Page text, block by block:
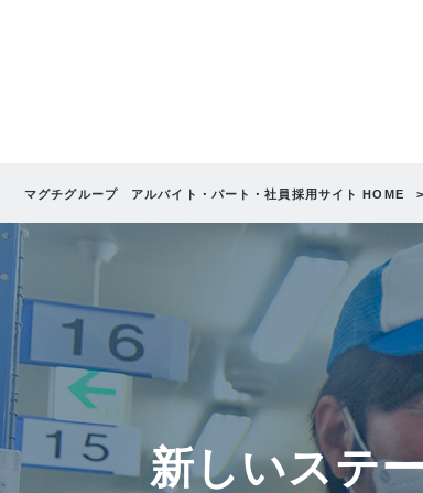
マグチグループ アルバイト・パート・社員採用サイト HOME
新しいステ